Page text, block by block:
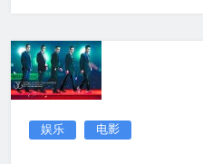
娱乐 电影